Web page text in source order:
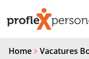
Home Vacatures